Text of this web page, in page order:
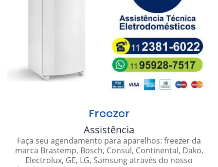
Freezer
Assistência
Faça seu agendamento para aparelhos: freezer da
marca Brastemp, Bosch, Consul, Continental, Dako,
Electrolux, GE, LG, Samsung através do nosso